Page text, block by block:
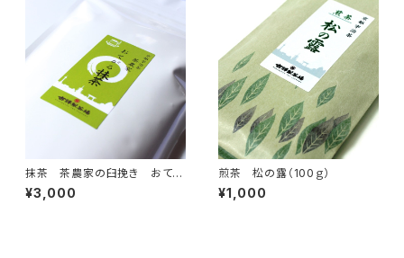
に 合組01
抹茶 茶農家の臼挽き おてが
る抹茶400ｇ(200g×2)
¥3,000
煎茶 松の露（100ｇ）
¥1,000